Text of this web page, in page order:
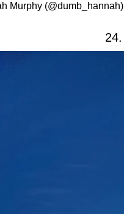
Murphy (@dumb_hannah)